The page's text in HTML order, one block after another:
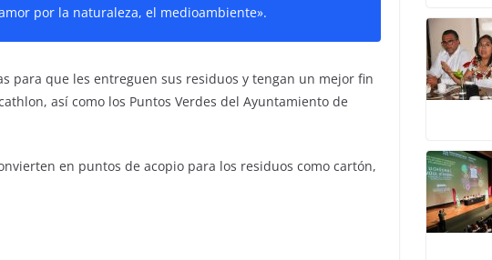
por la naturaleza, el medioambiente».
para que les entreguen sus residuos y tengan un mejor fin
así como los Puntos Verdes del Ayuntamiento de
en puntos de acopio para los residuos como cartón,